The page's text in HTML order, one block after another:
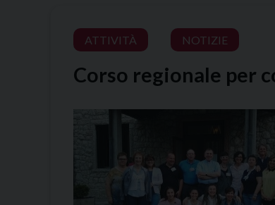
ATTIVITÀ NOTIZIE
Corso regionale per